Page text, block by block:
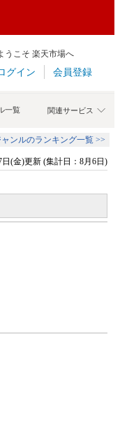
うこそ 楽天市場へ
グイン 会員登録
関連サービス
一覧
ンルのランキング一覧 >>
日(金)更新 (集計日：8月6日)